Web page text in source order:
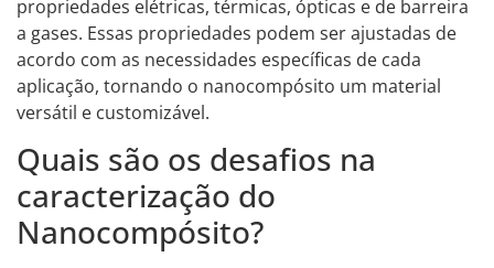
propriedades elétricas, térmicas, ópticas e de barreira
a gases. Essas propriedades podem ser ajustadas de
acordo com as necessidades específicas de cada
aplicação, tornando o nanocompósito um material
versátil e customizável.
Quais são os desafios na
caracterização do
Nanocompósito?